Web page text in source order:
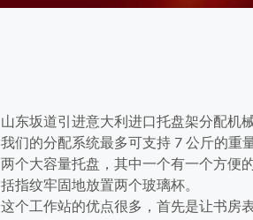
山东坂道引进意大利进口托盘架分配机
我们的分配系统最多可支持 7 公斤的重量
两个大容量托盘，其中一个有一个方便
括指纹牢固地放置两个玻璃杯。
这个工作站的优点很多，首先是让书房